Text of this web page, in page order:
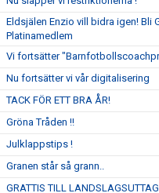
Eldsjälen Enzio vill bidra igen! Bli
Platinamedlem
Vi fortsätter
Nu fortsätter vi vår digitalisering
TACK FÖR ETT BRA ÅR!
Gröna Tråden !!
Julklappstips !
Granen står så grann..
GRATTIS TILL